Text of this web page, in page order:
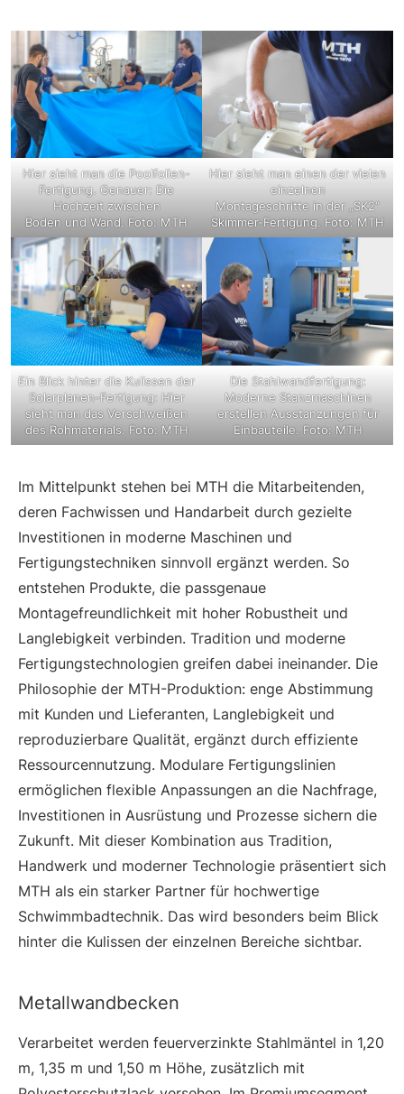
Hier sieht man die Poolfolien-
Fertigung. Genauer: Die
Hochzeit zwischen
Boden und Wand. Foto: MTH
Hier sieht man einen der vielen
einzelnen
Montageschritte in der „SK2“
Skimmer-Fertigung. Foto: MTH
Ein Blick hinter die Kulissen der
Solarplanen-Fertigung: Hier
sieht man das Verschweißen
des Rohmaterials. Foto: MTH
Die Stahlwandfertigung:
Moderne Stanzmaschinen
erstellen Ausstanzungen für
Einbauteile. Foto: MTH
Im Mittelpunkt stehen bei MTH die Mitarbeitenden,
deren Fachwissen und Handarbeit durch gezielte
Investitionen in moderne Maschinen und
Fertigungstechniken sinnvoll ergänzt werden. So
entstehen Produkte, die passgenaue
Montagefreundlichkeit mit hoher Robustheit und
Langlebigkeit verbinden. Tradition und moderne
Fertigungstechnologien greifen dabei ineinander. Die
Philosophie der MTH-Produktion: enge Abstimmung
mit Kunden und Lieferanten, Langlebigkeit und
reproduzierbare Qualität, ergänzt durch effiziente
Ressourcennutzung. Modulare Fertigungslinien
ermöglichen flexible Anpassungen an die Nachfrage,
Investitionen in Ausrüstung und Prozesse sichern die
Zukunft. Mit dieser Kombination aus Tradition,
Handwerk und moderner Technologie präsentiert sich
MTH als ein starker Partner für hochwertige
Schwimmbadtechnik. Das wird besonders beim Blick
hinter die Kulissen der einzelnen Bereiche sichtbar.
Metallwandbecken
Verarbeitet werden feuerverzinkte Stahlmäntel in 1,20
m, 1,35 m und 1,50 m Höhe, zusätzlich mit